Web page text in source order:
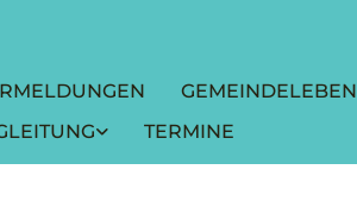
GEMEINDELEBEN
TERMINE